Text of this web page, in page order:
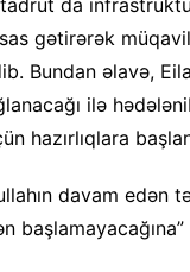
da
gətirərək
Bundan əlavə,
ilə
hazırlıqlara
davam edən
başlamayacağına”